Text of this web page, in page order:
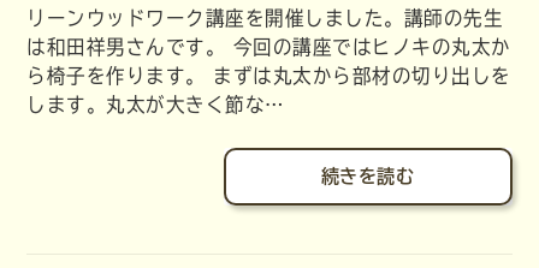
リーンウッドワーク講座を開催しました。講師の先生
は和田祥男さんです。 今回の講座ではヒノキの丸太か
ら椅子を作ります。 まずは丸太から部材の切り出しを
します。丸太が大きく節な…
続きを読む